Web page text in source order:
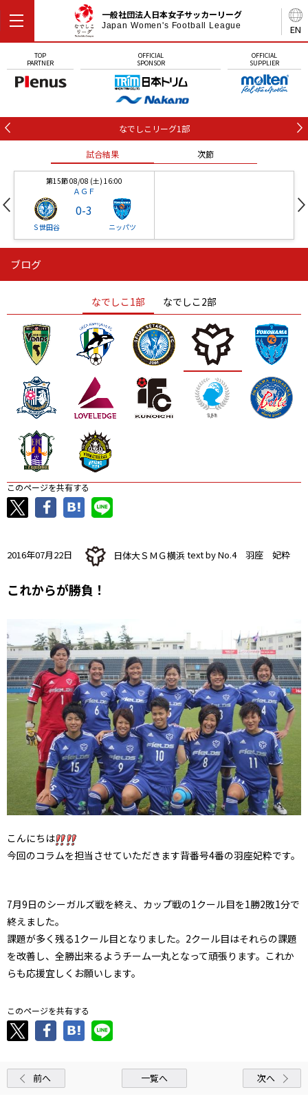
EN
一般社団法人日本女子サッカーリーグ
Japan Women's Football League
TOP
PARTNER
OFFICIAL
SPONSOR
OFFICIAL
SUPPLIER
なでしこリーグ1部
試合結果 次節
第15節 08/08 (土) 16:00
ＡＧＦ
Ｓ世田谷
0-3
ニッパツ
ニッパツ
ニッパツ 名古屋
石人の星
静岡 愛媛Ｌ
ブログ
なでしこ1部 なでしこ2部
このページを共有する
2016年07月22日 日体大ＳＭＧ横浜 text by No.4 羽座 妃粋
これからが勝負！
こんにちは
今回のコラムを担当させていただきます背番号4番の羽座妃粋です。
7月9日のシーガルズ戦を終え、カップ戦の1クール目を1勝2敗1分で
終えました。
課題が多く残る1クール目となりました。2クール目はそれらの課題
を改善し、全勝出来るようチーム一丸となって頑張ります。これか
らも応援宜しくお願いします。
このページを共有する
前へ 一覧へ 次へ